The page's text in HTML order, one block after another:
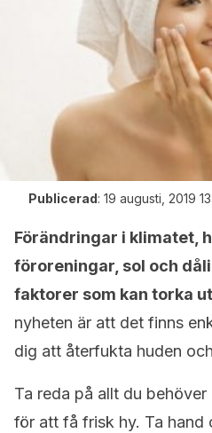
Publicerad: 19 augusti, 2019
Förändringar i klimatet,
föroreningar, sol och
faktorer som kan torka
nyheten är att det finns
dig att återfukta huden
Ta reda på allt du
för att få frisk hy. Ta hand